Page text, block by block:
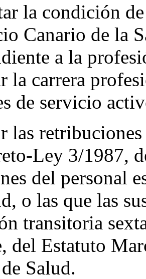
la condición
Canario de la
a la
la carrera
de servicio
las
Ley 3/1987,
del personal
o las que las
transitoria
del Estatuto
Salud.